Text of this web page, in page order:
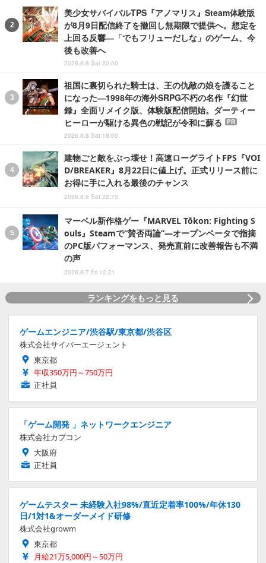
美少女サバイバルTPS『アノマリス』Steam体験版
が8月9日配信終了を撤回し無期限で提供へ。想定を
上回る反響―「でもフリューだしな」のゲーム、今
後も改善へ
2026.8.8 Sat 20:00
祖国に裏切られた騎士は、王の仇敵の娘を護ること
になった―1998年の海外SRPG不朽の名作『幻世
録』全面リメイク版、体験版配信開始。ダーティー
ヒーローが駆ける異色の戦記が令和に蘇る
PR
2026.8.8 Sat 18:00
建物ごと敵をぶっ壊せ！高速ローグライトFPS『VOI
D/BREAKER』8月22日に値上げ。正式リリース前に
お得に手に入れる最後のチャンス
2026.8.8 Sat 22:15
マーベル新作格ゲー『MARVEL Tōkon: Fighting S
ouls』Steamで“賛否両論”―オープンベータで指摘
のPC版パフォーマンス、発売直前に改善報告も不満
の声
2026.8.7 Fri 12:21
ランキングをもっと見る
ゲームエンジニア/渋谷駅/東京都/渋谷区
株式会社サイバーエージェント
東京都
年収350万円～750万円
正社員
「ゲーム開発 」ネットワークエンジニア
株式会社カプコン
大阪府
正社員
ゲームテスター 未経験入社98%/直近定着率100%/年休130
日/1対1&オーダーメイド研修
株式会社growm
東京都
月給21万5,000円～50万円